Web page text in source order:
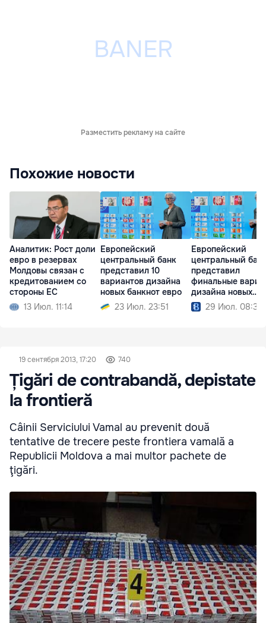
Разместить рекламу на сайте
Похожие новости
Аналитик: Рост доли
евро в резервах
Молдовы связан с
кредитованием со
стороны ЕС
13 Июл. 11:14
Европейский
центральный банк
представил 10
вариантов дизайна
новых банкнот евро
23 Июл. 23:51
Европейский
центральный
представил
финальные
дизайна новых
банкнот евро
29 Июл. 08:39
19 сентября 2013, 17:20 740
Țigări de contrabandă, depistate
la frontieră
Câinii Serviciului Vamal au prevenit două
tentative de trecere peste frontiera vamală a
Republicii Moldova a mai multor pachete de
ţigări.